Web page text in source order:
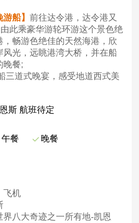
船】 前往达令港，达令港又
由此乘豪华游轮环游这个景色绝
，畅游色绝佳的天然海港，欣
风光，远眺港湾大桥，并在船
晚餐;
三道式晚宴，感受地道西式美
斯 航班待定
午餐 晚餐
飞机
界八大奇迹之一所有地-凯恩